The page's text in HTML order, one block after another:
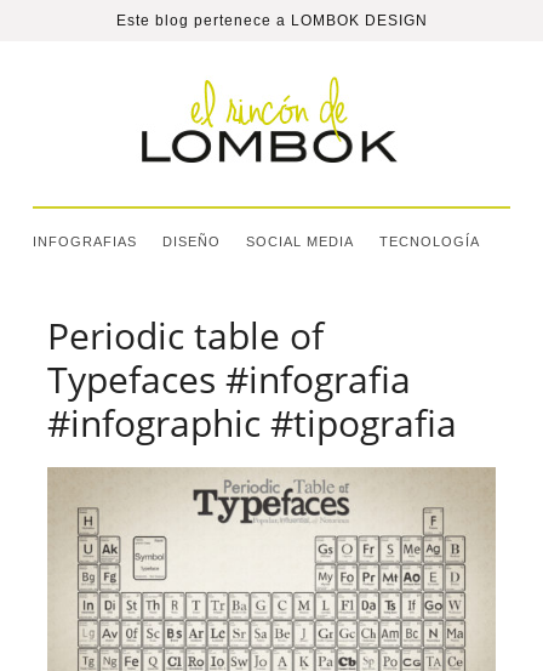
Este blog pertenece a LOMBOK DESIGN
INFOGRAFIAS DISEÑO SOCIAL MEDIA TECNOLOGÍA
Periodic table of
Typefaces #infografia
#infographic #tipografia